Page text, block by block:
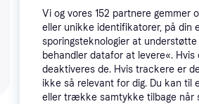
Vi og vores 152 partnere gemmer
eller unikke identifikatorer, på din
sporingsteknologier at
behandler datafor at levere«.
deaktiveres de. Hvis trackere er
ikke så relevant for dig. Du kan
eller trække samtykke tilbage når